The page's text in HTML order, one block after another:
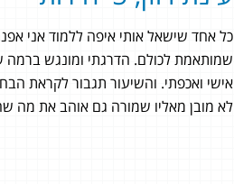
כל אחד שישאל אותי איפה ללמוד אני
שמותאמת לכולם. הדרגתי ומונגש
אישי ואכפתי. והשיעור תגבור לקראת
לא מובן מאליו שמורה גם אוהב את מה